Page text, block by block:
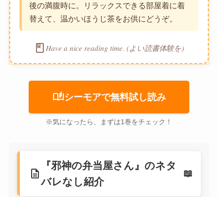
後の満腹時に。リラックスできる部屋着に着
替えて、温かいほうじ茶をお供にどうぞ。
book Have a nice reading time. (よい読書体験を)
auto_storiesシーモアで無料試し読み
※気になったら、まずは1巻をチェック！
description
『邪神の弁当屋さん』のネタ
バレなし紹介